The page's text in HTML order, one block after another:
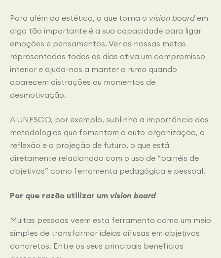
Para além da estética, o que torna o vision boardem
algo tão importante é a sua capacidade para ligar
emoções e pensamentos. Ver as nossas metas
representadas todos os dias ativa um compromisso
interior e ajuda-nos a manter o rumo quando
aparecem distrações ou momentos de
desmotivação.
A UNESCO, por exemplo, sublinha a importância das
metodologias que fomentam a auto-organização, a
reflexão e a projeção de futuro, o que está
diretamente relacionado com o uso de “painéis de
objetivos” como ferramenta pedagógica e pessoal.
Por que razão utilizar um vision board
Muitas pessoas veem esta ferramenta como um meio
simples de transformar ideias difusas em objetivos
concretos. Entre os seus principais benefícios